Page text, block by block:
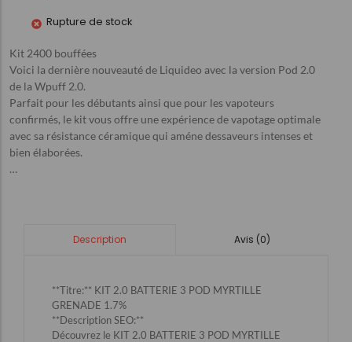
Rupture de stock
Kit 2400 bouffées
Voici la dernière nouveauté de Liquideo avec la version Pod 2.0
de la Wpuff 2.0.
Parfait pour les débutants ainsi que pour les vapoteurs
confirmés, le kit vous offre une expérience de vapotage optimale
avec sa résistance céramique qui améne dessaveurs intenses et
bien élaborées.
…
Description Avis (0)
**Titre:** KIT 2.0 BATTERIE 3 POD MYRTILLE
GRENADE 1.7%
**Description SEO:**
Découvrez le KIT 2.0 BATTERIE 3 POD MYRTILLE